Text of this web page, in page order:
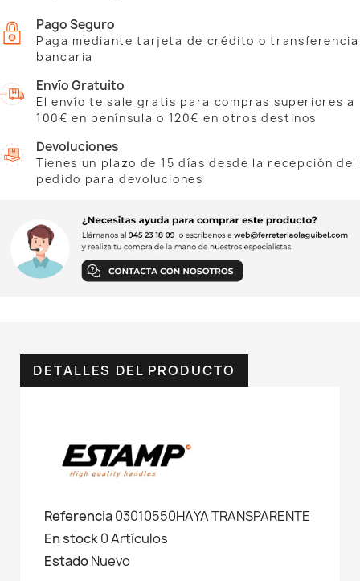
Pago Seguro
Paga mediante tarjeta de crédito o transferencia
bancaria
Envío Gratuito
El envío te sale gratis para compras superiores a
100€ en península o 120€ en otros destinos
Devoluciones
Tienes un plazo de 15 días desde la recepción del
pedido para devoluciones
DETALLES DEL PRODUCTO
Referencia03010550HAYA TRANSPARENTE
En stock0 Artículos
EstadoNuevo